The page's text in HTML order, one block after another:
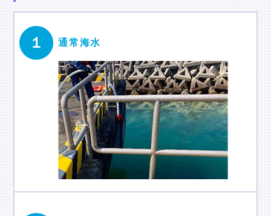
１ 通常海水